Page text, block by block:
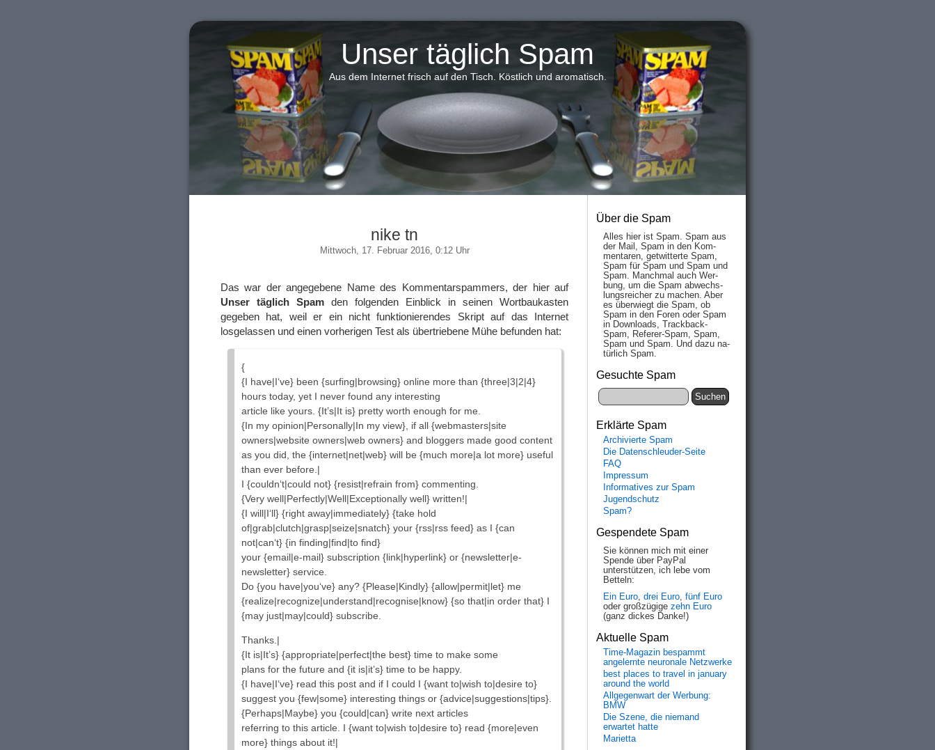
Unser täglich Spam
Aus dem Internet frisch auf den Tisch. Köstlich und aromatisch.
nike tn
Mittwoch, 17. Februar 2016, 0:12 Uhr
Das war der angegebene Name des Kommentarspammers, der hier auf
Unser täglich Spam den folgenden Einblick in seinen Wortbaukasten
gegeben hat, weil er ein nicht funktionierendes Skript auf das Internet
losgelassen und einen vorherigen Test als übertriebene Mühe befunden hat:
{
{I have|I‘ve} been {surfing|browsing} online more than {three|3|2|4}
hours today, yet I never found any interesting
article like yours. {It’s|It is} pretty worth enough for me.
{In my opinion|Personally|In my view}, if all {webmasters|site
owners|website owners|web owners} and bloggers made good content
as you did, the {internet|net|web} will be {much more|a lot more} useful
than ever before.|
I {couldn‘t|could not} {resist|refrain from} commenting.
{Very well|Perfectly|Well|Exceptionally well} written!|
{I will|I‘ll} {right away|immediately} {take hold
of|grab|clutch|grasp|seize|snatch} your {rss|rss feed} as I {can
not|can‘t} {in finding|find|to find}
your {email|e-mail} subscription {link|hyperlink} or {newsletter|e-
newsletter} service.
Do {you have|you‘ve} any? {Please|Kindly} {allow|permit|let} me
{realize|recognize|understand|recognise|know} {so that|in order that} I
{may just|may|could} subscribe.
Thanks.|
{It is|It’s} {appropriate|perfect|the best} time to make some
plans for the future and {it is|it’s} time to be happy.
{I have|I‘ve} read this post and if I could I {want to|wish to|desire to}
suggest you {few|some} interesting things or {advice|suggestions|tips}.
{Perhaps|Maybe} you {could|can} write next articles
referring to this article. I {want to|wish to|desire to} read {more|even
more} things about it!|
Über die Spam
Alles hier ist Spam. Spam aus
der Mail, Spam in den Kom­
men­taren, ge­twit­ter­te Spam,
Spam für Spam und Spam und
Spam. Manch­mal auch Wer­
bung, um die Spam ab­wechs­
lungs­reich­er zu mach­en. Aber
es über­wiegt die Spam, ob
Spam in den Fo­ren oder Spam
in Down­loads, Track­back-
Spam, Re­fe­rer-Spam, Spam,
Spam und Spam. Und da­zu na­
tür­lich Spam.
Gesuchte Spam
Erklärte Spam
Archivierte Spam
Die Datenschleuder-Seite
FAQ
Impressum
Informatives zur Spam
Jugendschutz
Spam?
Gespendete Spam
Sie können mich mit einer
Spende über PayPal
unterstützen, ich lebe vom
Betteln:
Ein Euro, drei Euro, fünf Euro
oder großzügige zehn Euro
(ganz dickes Danke!)
Aktuelle Spam
Time-Magazin bespammt
angelernte neuronale Netzwerke
best places to travel in january
around the world
Allgegenwart der Werbung:
BMW
Die Szene, die niemand
erwartet hatte
Marietta